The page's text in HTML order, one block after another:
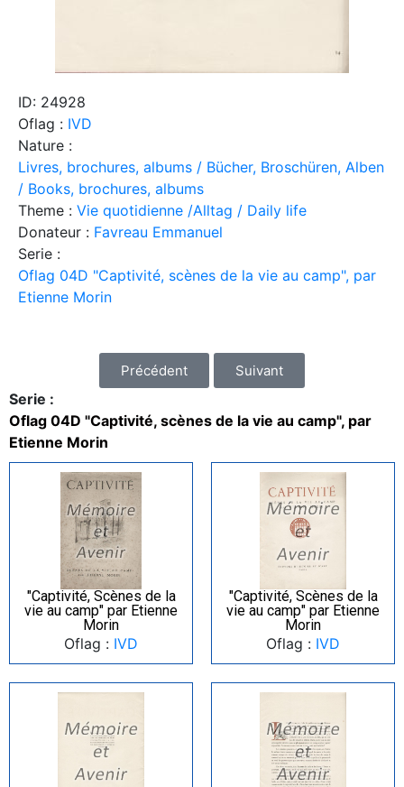
ID: 24928
Oflag : IVD
Nature :
Livres, brochures, albums / Bücher, Broschüren, Alben
/ Books, brochures, albums
Theme : Vie quotidienne /Alltag / Daily life
Donateur : Favreau Emmanuel
Serie :
Oflag 04D "Captivité, scènes de la vie au camp", par
Etienne Morin
Précédent Suivant
Serie :
Oflag 04D "Captivité, scènes de la vie au camp", par
Etienne Morin
"Captivité, Scènes de la
vie au camp" par Etienne
Morin
Oflag : IVD
"Captivité, Scènes de la
vie au camp" par Etienne
Morin
Oflag : IVD